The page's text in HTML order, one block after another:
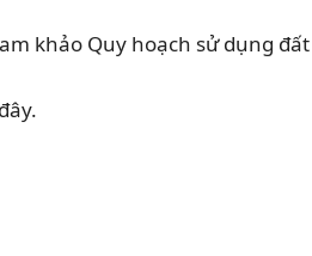
khảo Quy hoạch sử dụng đất